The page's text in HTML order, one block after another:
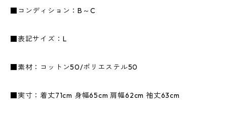
■コンディション：B～C
■表記サイズ：L
■素材：コットン50/ポリエステル50
■実寸：着丈71cm 身幅65cm 肩幅62cm 袖丈63cm